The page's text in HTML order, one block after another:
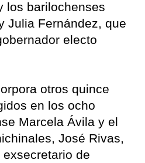
los barilochenses
Julia Fernández, que
electo
otros quince
en los ocho
Marcela Ávila y el
José Rivas,
de